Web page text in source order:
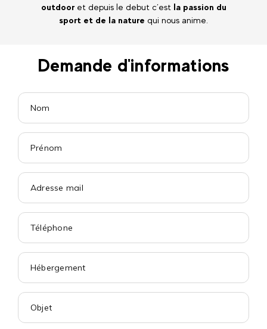
outdooret depuis le debut c’est la passion du
sport et de la nature qui nous anime.
Demande d'informations